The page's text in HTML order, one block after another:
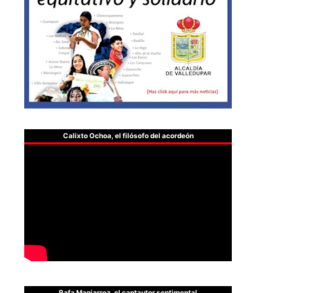
Calixto Ochoa, el filósofo del acordeón